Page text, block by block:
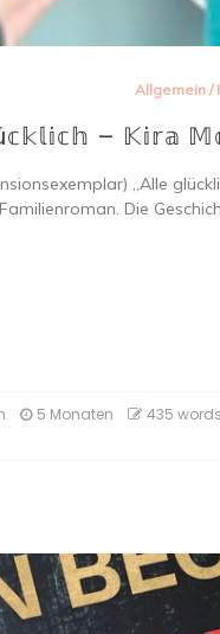
Allgemein /
– 𝕂𝕚𝕣𝕒
„Alle
Die
5 Monaten 435 words